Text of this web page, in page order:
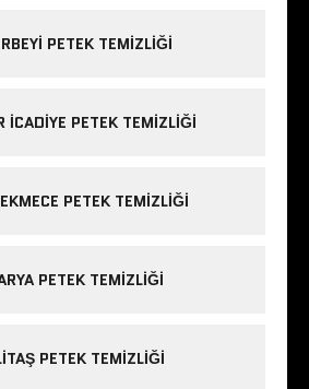
PETEK TEMIZLIĞI
ICADIYE PETEK TEMIZLIĞI
PETEK TEMIZLIĞI
PETEK TEMIZLIĞI
PETEK TEMIZLIĞI